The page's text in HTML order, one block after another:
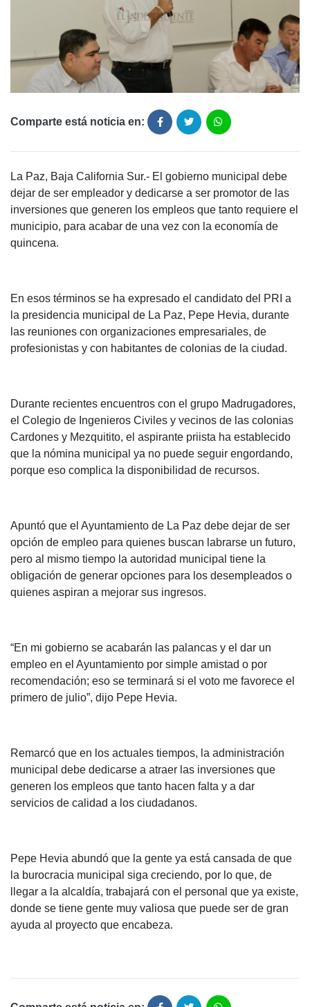
Comparte está noticia en:
La Paz, Baja California Sur.- El gobierno municipal debe
dejar de ser empleador y dedicarse a ser promotor de las
inversiones que generen los empleos que tanto requiere el
municipio, para acabar de una vez con la economía de
quincena.
En esos términos se ha expresado el candidato del PRI a
la presidencia municipal de La Paz, Pepe Hevia, durante
las reuniones con organizaciones empresariales, de
profesionistas y con habitantes de colonias de la ciudad.
Durante recientes encuentros con el grupo Madrugadores,
el Colegio de Ingenieros Civiles y vecinos de las colonias
Cardones y Mezquitito, el aspirante priista ha establecido
que la nómina municipal ya no puede seguir engordando,
porque eso complica la disponibilidad de recursos.
Apuntó que el Ayuntamiento de La Paz debe dejar de ser
opción de empleo para quienes buscan labrarse un futuro,
pero al mismo tiempo la autoridad municipal tiene la
obligación de generar opciones para los desempleados o
quienes aspiran a mejorar sus ingresos.
“En mi gobierno se acabarán las palancas y el dar un
empleo en el Ayuntamiento por simple amistad o por
recomendación; eso se terminará si el voto me favorece el
primero de julio”, dijo Pepe Hevia.
Remarcó que en los actuales tiempos, la administración
municipal debe dedicarse a atraer las inversiones que
generen los empleos que tanto hacen falta y a dar
servicios de calidad a los ciudadanos.
Pepe Hevia abundó que la gente ya está cansada de que
la burocracia municipal siga creciendo, por lo que, de
llegar a la alcaldía, trabajará con el personal que ya existe,
donde se tiene gente muy valiosa que puede ser de gran
ayuda al proyecto que encabeza.